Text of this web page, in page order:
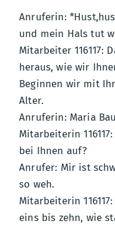
Anruferin:
und mein Hals tut
Mitarbeiter 116117:
heraus, wie wir
Beginnen wir mit
Alter.
Anruferin: Maria
Mitarbeiterin
bei Ihnen auf?
Anrufer: Mir ist
so weh.
Mitarbeiterin
eins bis zehn, wie